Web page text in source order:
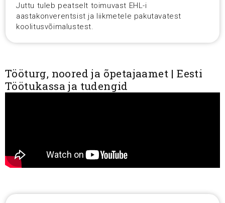
Juttu tuleb peatselt toimuvast EHL-i
aastakonverentsist ja liikmetele pakutavatest
koolitusvõimalustest.
Tööturg, noored ja õpetajaamet | Eesti
Töötukassa ja tudengid